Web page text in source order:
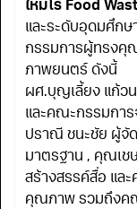
ใหม่ไร้ Food
และระดับอุดมศึกษ
กรรมการผู้ทรงคุ
ภาพยนตร์ ดังนี้
ผศ.บุญเลี้ยง แก้ว
และคณะกรรมกา
ปราณี ชนะชัย ผู้จั
มาตรฐาน , คุณเช
สร้างสรรค์สื่อ แล
คุณภาพ รวมถึงคณ